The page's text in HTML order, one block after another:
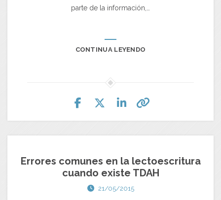
parte de la información,…
CONTINUA LEYENDO
Errores comunes en la lectoescritura
cuando existe TDAH
21/05/2015